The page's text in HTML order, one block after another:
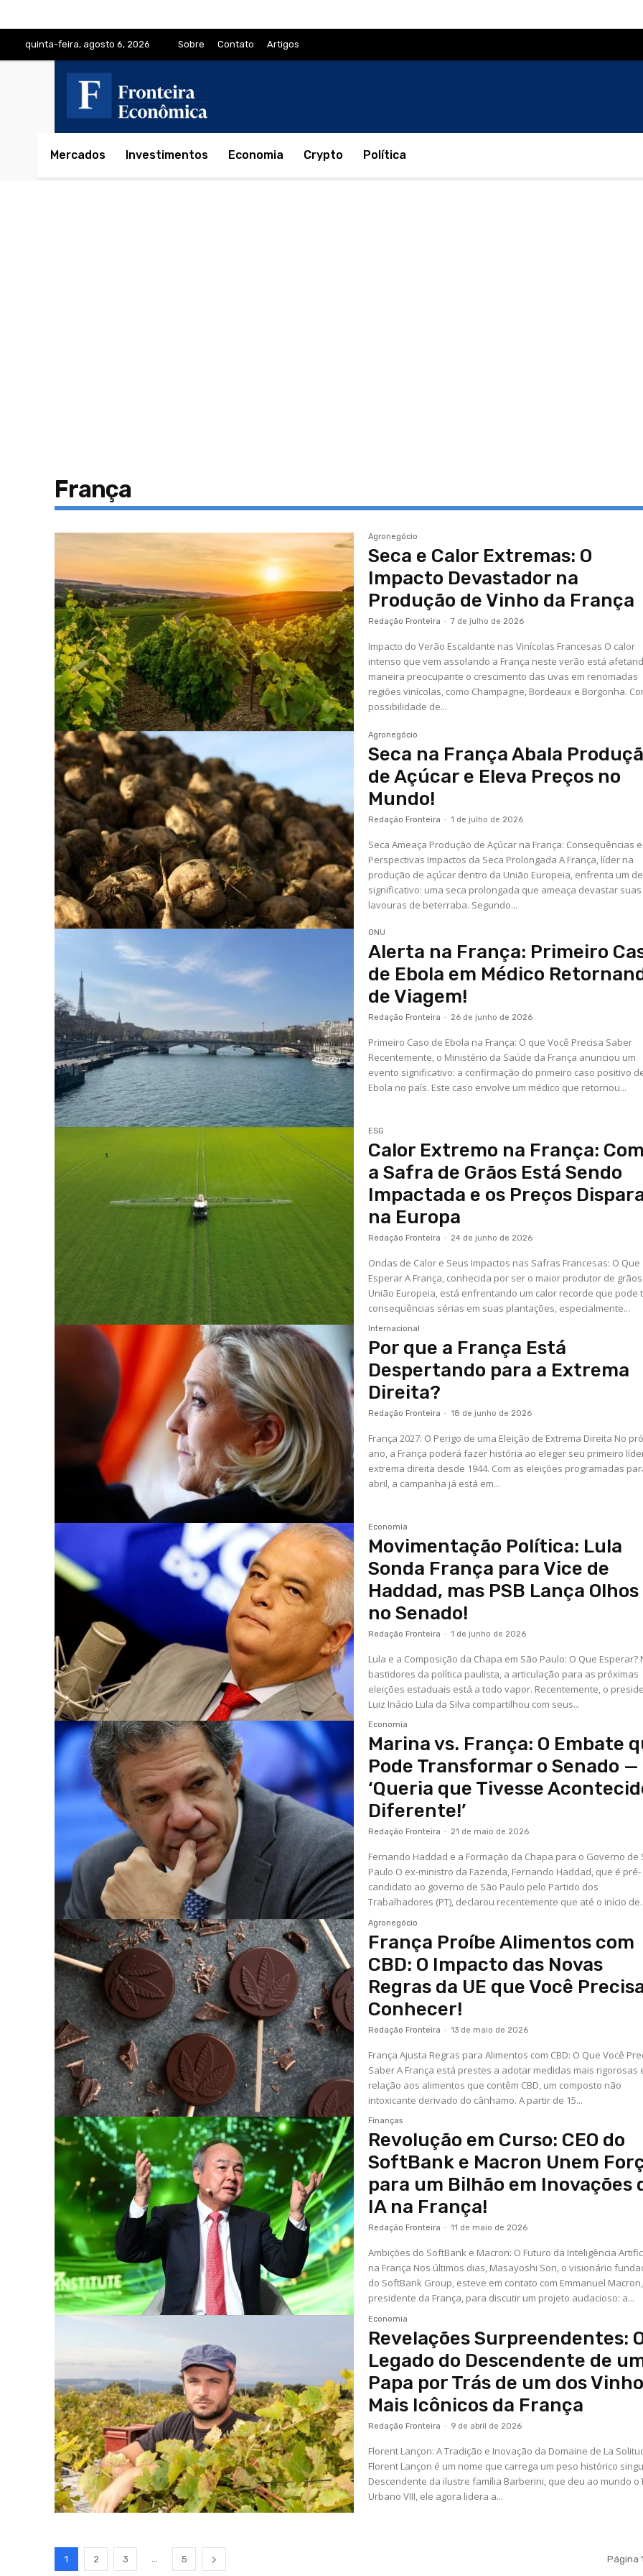
quinta-feira, agosto 6, 2026 Sobre Contato Artigos
Mercados Investimentos Economia Crypto Política
França
Agronegócio
Seca e Calor Extremas: O
Impacto Devastador na
Produção de Vinho da França
Redação Fronteira - 7 de julho de 2026
Impacto do Verão Escaldante nas Vinícolas Francesas O calor
intenso que vem assolando a França neste verão está
maneira preocupante o crescimento das uvas em renomadas
regiões vinícolas, como Champagne, Bordeaux e Borgonha.
possibilidade de...
Agronegócio
Seca na França Abala
de Açúcar e Eleva Preços no
Mundo!
Redação Fronteira - 1 de julho de 2026
Seca Ameaça Produção de Açúcar na França: Consequências e
Perspectivas Impactos da Seca Prolongada A França, líder na
produção de açúcar dentro da União Europeia, enfrenta um
significativo: uma seca prolongada que ameaça devastar suas
lavouras de beterraba. Segundo...
ONU
Alerta na França: Primeiro
de Ebola em Médico
de Viagem!
Redação Fronteira - 26 de junho de 2026
Primeiro Caso de Ebola na França: O que Você Precisa Saber
Recentemente, o Ministério da Saúde da França anunciou um
evento significativo: a confirmação do primeiro caso positivo
Ebola no país. Este caso envolve um médico que retornou...
ESG
Calor Extremo na França:
a Safra de Grãos Está Sendo
Impactada e os Preços
na Europa
Redação Fronteira - 24 de junho de 2026
Ondas de Calor e Seus Impactos nas Safras Francesas: O Que
Esperar A França, conhecida por ser o maior produtor de
União Europeia, está enfrentando um calor recorde que pode
consequências sérias em suas plantações, especialmente...
Internacional
Por que a França Está
Despertando para a Extrema
Direita?
Redação Fronteira - 18 de junho de 2026
França 2027: O Perigo de uma Eleição de Extrema Direita No
ano, a França poderá fazer história ao eleger seu primeiro
extrema direita desde 1944. Com as eleições programadas
abril, a campanha já está em...
Economia
Movimentação Política: Lula
Sonda França para Vice de
Haddad, mas PSB Lança Olhos
no Senado!
Redação Fronteira - 1 de junho de 2026
Lula e a Composição da Chapa em São Paulo: O Que Esperar?
bastidores da política paulista, a articulação para as próximas
eleições estaduais está a todo vapor. Recentemente, o
Luiz Inácio Lula da Silva compartilhou com seus...
Economia
Marina vs. França: O Embate
Pode Transformar o Senado —
‘Queria que Tivesse
Diferente!’
Redação Fronteira - 21 de maio de 2026
Fernando Haddad e a Formação da Chapa para o Governo de
Paulo O ex-ministro da Fazenda, Fernando Haddad, que é pré-
candidato ao governo de São Paulo pelo Partido dos
Trabalhadores (PT), declarou recentemente que até o início
Agronegócio
França Proíbe Alimentos com
CBD: O Impacto das Novas
Regras da UE que Você
Conhecer!
Redação Fronteira - 13 de maio de 2026
França Ajusta Regras para Alimentos com CBD: O Que Você
Saber A França está prestes a adotar medidas mais rigorosas
relação aos alimentos que contêm CBD, um composto não
intoxicante derivado do cânhamo. A partir de 15...
Finanças
Revolução em Curso: CEO do
SoftBank e Macron Unem
para um Bilhão em Inovações
IA na França!
Redação Fronteira - 11 de maio de 2026
Ambições do SoftBank e Macron: O Futuro da Inteligência
na França Nos últimos dias, Masayoshi Son, o visionário
do SoftBank Group, esteve em contato com Emmanuel
presidente da França, para discutir um projeto audacioso: a...
Economia
Revelações Surpreendentes:
Legado do Descendente de
Papa por Trás de um dos
Mais Icônicos da França
Redação Fronteira - 9 de abril de 2026
Florent Lançon: A Tradição e Inovação da Domaine de La
Florent Lançon é um nome que carrega um peso histórico
Descendente da ilustre família Barberini, que deu ao mundo o
Urbano VIII, ele agora lidera a...
1 2 3 ... 5 Página